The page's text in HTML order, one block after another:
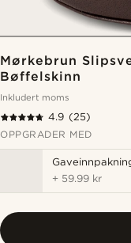
Mørkebrun
Bøffelskinn
Inkludert moms
4.9 (25)
OPPGRADER MED
+ 59.99 kr